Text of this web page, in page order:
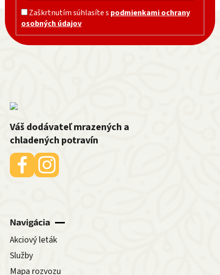
Zaškrtnutím súhlasíte s podmienkami ochrany
osobných údajov
Zápätie
Váš dodávateľ mrazených a
chladených potravín
Navigácia
Akciový leták
Služby
Mapa rozvozu